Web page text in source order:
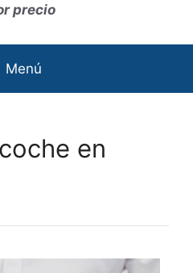
precio
Menú
en